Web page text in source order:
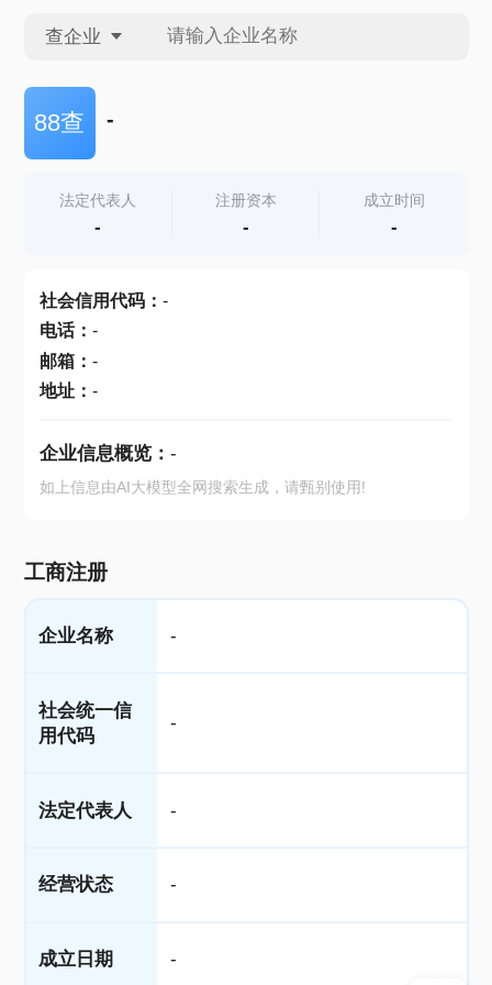
查企业
查企业
查产地
88查 -
法定代表人
-
注册资本
-
成立时间
-
社会信用代码： -
电话： -
邮箱： -
地址： -
企业信息概览： -
如上信息由AI大模型全网搜索生成，请甄别使用!
工商注册
企业名称 -
社会统一信
用代码
-
法定代表人 -
经营状态 -
成立日期 -